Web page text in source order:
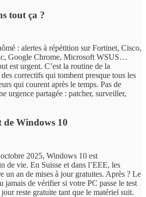
tout ça ?
: alertes à répétition sur Fortinet, Cisco,
Google Chrome, Microsoft WSUS…
est urgent. C’est la routine de la
correctifs qui tombent presque tous les
qui courent après le temps. Pas de
urgence partagée : patcher, surveiller,
Windows 10
2025, Windows 10 est
de vie. En Suisse et dans l’EEE, les
un an de mises à jour gratuites. Après ? Le
jamais de vérifier si votre PC passe le test
reste gratuite tant que le matériel suit.